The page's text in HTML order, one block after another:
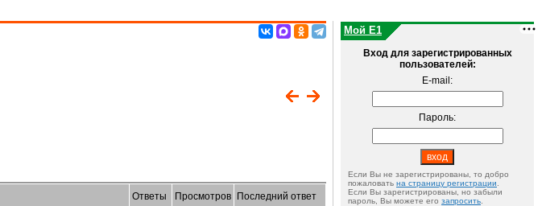
Ответы Просмотров Последний ответ
Мой E1
Вход для зарегистрированных
пользователей:
E-mail:
Пароль:
Если Вы не зарегистрированы, то добро
пожаловать на страницу регистрации
Если Вы зарегистрированы, но забыли
пароль, Вы можете его запросить